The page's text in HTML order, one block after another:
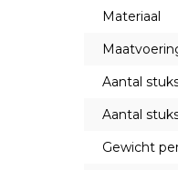
Materiaal
Aantal
Aantal
Gewicht